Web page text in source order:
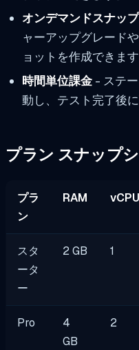
オンデマンドスナッ
ャーアップグレード
ョットを作成できます
時間単位課金- ステー
動し、テスト完了後に
プラン スナップ
プラ
ン
RAM vCPU
スタ
ータ
ー
2 GB 1
Pro
4
GB
2